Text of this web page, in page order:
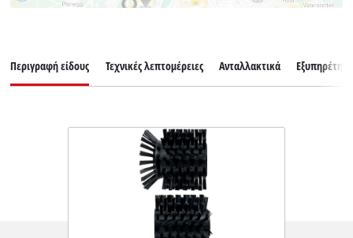
Περιγραφή είδους Τεχνικές λεπτομέρειες Ανταλλακτικά